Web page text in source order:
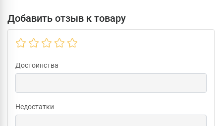
Добавить отзыв к товару
Достоинства
Недостатки